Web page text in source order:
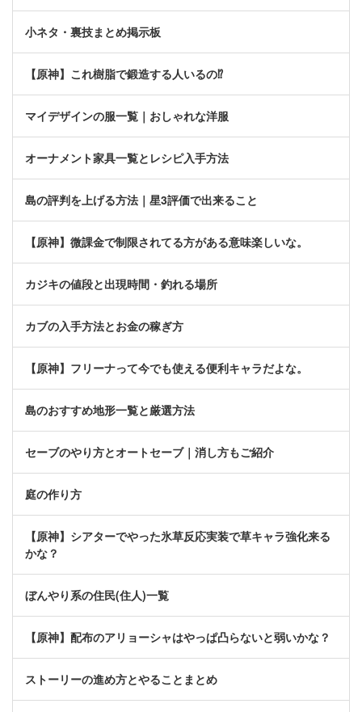
小ネタ・裏技まとめ掲示板
【原神】これ樹脂で鍛造する人いるの⁉
マイデザインの服一覧｜おしゃれな洋服
オーナメント家具一覧とレシピ入手方法
島の評判を上げる方法｜星3評価で出来ること
【原神】微課金で制限されてる方がある意味楽しいな。
カジキの値段と出現時間・釣れる場所
カブの入手方法とお金の稼ぎ方
【原神】フリーナって今でも使える便利キャラだよな。
島のおすすめ地形一覧と厳選方法
セーブのやり方とオートセーブ｜消し方もご紹介
庭の作り方
【原神】シアターでやった氷草反応実装で草キャラ強化来る
かな？
ぼんやり系の住民(住人)一覧
【原神】配布のアリョーシャはやっぱ凸らないと弱いかな？
ストーリーの進め方とやることまとめ